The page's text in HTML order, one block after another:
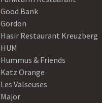
Good Bank
Gordon
Hasir Restaurant Kreuzberg
HUM
Hummus & Friends
Katz Orange
Les Valseuses
Major